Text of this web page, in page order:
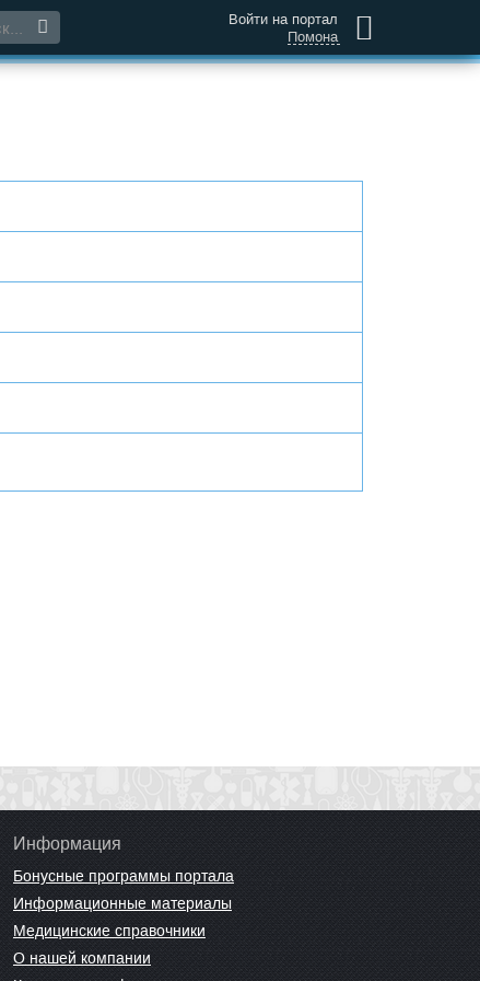
Войти на портал
Помона
Информация
Бонусные программы портала
Информационные материалы
Медицинские справочники
О нашей компании